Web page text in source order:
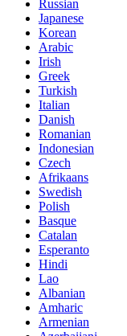
Russian
Japanese
Korean
Arabic
Irish
Greek
Turkish
Italian
Danish
Romanian
Indonesian
Czech
Afrikaans
Swedish
Polish
Basque
Catalan
Esperanto
Hindi
Lao
Albanian
Amharic
Armenian